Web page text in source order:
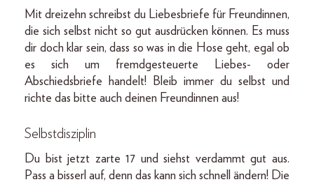
Mit dreizehn schreibst du Liebesbriefe für Freundinnen,
die sich selbst nicht so gut ausdrücken können. Es muss
dir doch klar sein, dass so was in die Hose geht, egal ob
es sich um fremdgesteuerte Liebes- oder
Abschiedsbriefe handelt! Bleib immer du selbst und
richte das bitte auch deinen Freundinnen aus!
Selbstdisziplin
Du bist jetzt zarte 17 und siehst verdammt gut aus.
Pass a bisserl auf, denn das kann sich schnell ändern! Die